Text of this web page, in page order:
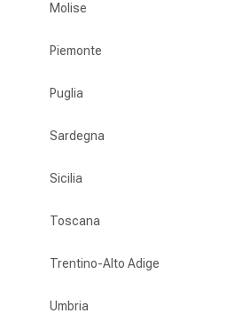
Molise
Piemonte
Puglia
Sardegna
Sicilia
Toscana
Trentino-Alto Adige
Umbria